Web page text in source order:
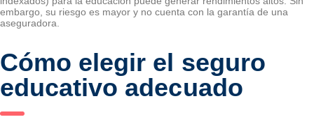
embargo, su riesgo es mayor y no cuenta con la garantía de una
aseguradora.
Cómo elegir el seguro
educativo adecuado